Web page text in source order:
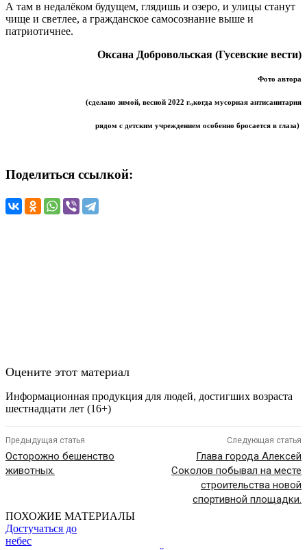
А там в недалёком будущем, глядишь и озеро, и улицы станут
чище и светлее, а гражданское самосознание выше и
патриотичнее.
Оксана Добровольская (Гусевские вести)
Фото автора
(сделано зимой, весной 2022 г.,когда мусорная антисанитария
рядом с детским учреждением особенно бросается в глаза)
Поделиться ссылкой:
Оцените этот материал
Информационная продукция для людей, достигших возраста
шестнадцати лет (16+)
Предыдущая статья
Осторожно бешенство
животных.
Следующая статья
Глава города Алексей
Соколов побывал на месте
строительства новой
спортивной площадки.
ПОХОЖИЕ МАТЕРИАЛЫ
Достучаться до
небес